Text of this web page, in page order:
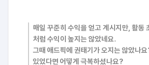
매일 꾸준히 수익을 얻고 계시지만, 활동
처럼 수익이 높지는 않았네요.
그때 애드픽에 권태기가 오지는 않았나요
있었다면 어떻게 극복하셨나요?